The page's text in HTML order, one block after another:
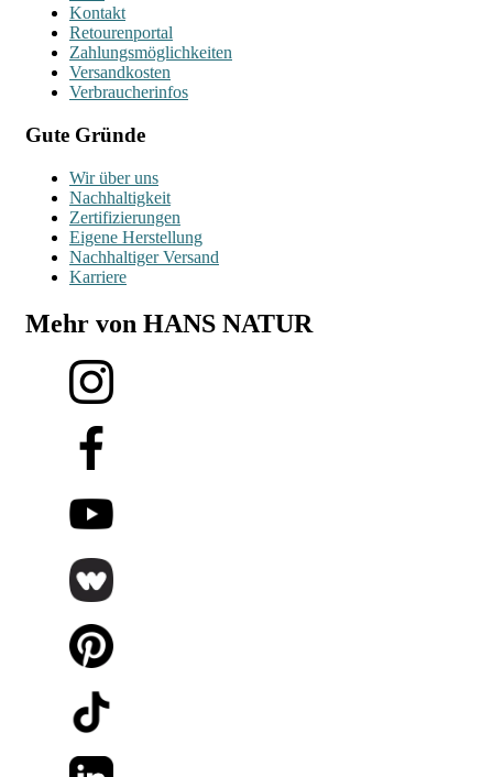
Kontakt
Retourenportal
Zahlungsmöglichkeiten
Versandkosten
Verbraucherinfos
Gute Gründe
Wir über uns
Nachhaltigkeit
Zertifizierungen
Eigene Herstellung
Nachhaltiger Versand
Karriere
Mehr von HANS NATUR